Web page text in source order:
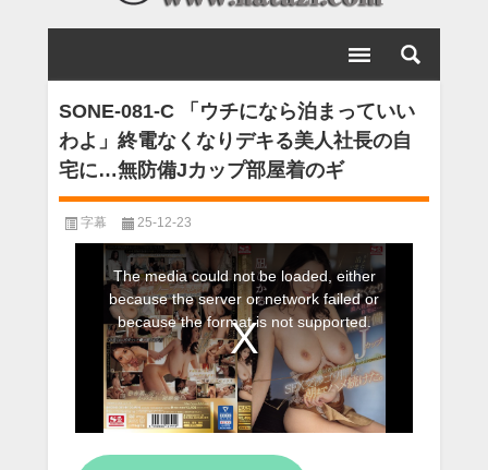
SONE-081-C 「ウチになら泊まっていい
わよ」終電なくなりデキる美人社長の自
宅に…無防備Jカップ部屋着のギ
字幕 25-12-23
This
modal
window.
The media could not be loaded, either
because the server or network failed or
because the format is not supported.